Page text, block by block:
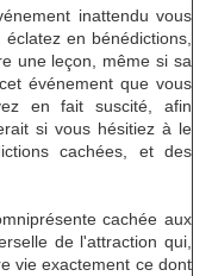
inattendu vous
en bénédictions,
une leçon, même si sa
événement que vous
en fait suscité, afin
si vous hésitiez à le
cachées, et des
cachée aux
de l'attraction qui,
vie exactement ce dont